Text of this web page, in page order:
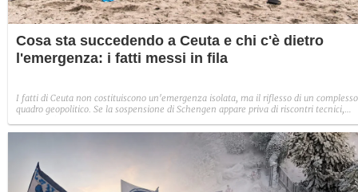
Cosa sta succedendo a Ceuta e chi c'è dietro
l'emergenza: i fatti messi in fila
I fatti di Ceuta non costituiscono un'emergenza isolata, ma il riflesso di un complesso
quadro geopolitico. Se la sospensione di Schengen appare priva di riscontri tecnici,
fattori giuridici interni e nodi internazionali tra Madrid, Rabat, Algeri e Medio Oriente.